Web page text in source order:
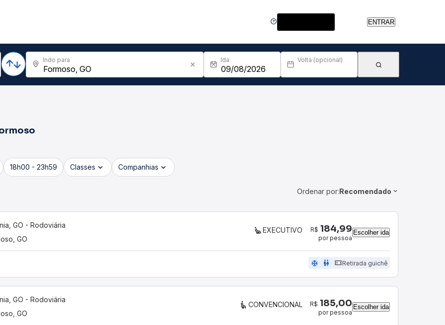
ENTRAR
Indo para Ida Volta (opcional)
18h00 - 23h59 Classes Companhias
Ordenar por:Recomendado
GO - Rodoviária
GO
EXECUTIVO R$ 184,99
por pessoa
Escolher ida
ac_unit wc Retirada guichê
GO - Rodoviária
GO
CONVENCIONAL R$ 185,00
por pessoa
Escolher ida